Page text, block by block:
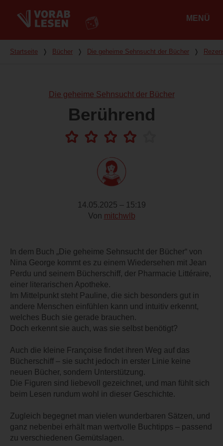
MENÜ
Du bist hier
Startseite ❭ Bücher ❭ Die geheime Sehnsucht der Bücher ❭
Die geheime Sehnsucht der Bücher
Berührend
14.05.2025 – 15:19
Von mitchwlb
In dem Buch „Die geheime Sehnsucht der Bücher“ von
Nina George kommt es zu einem Wiedersehen mit Jean
Perdu und seinem Bücherschiff, der Pharmacie Littéraire,
einer literarischen Apotheke.
Im Mittelpunkt steht Pauline, die sich besonders gut in
andere Menschen einfühlen kann und intuitiv erkennt,
welches Buch sie gerade brauchen.
Doch erkennt sie auch, was sie selbst benötigt?
Auch die kleine Françoise findet ihren Weg auf das
Bücherschiff – sie sucht jedoch in erster Linie keine
neuen Bücher, sondern Unterstützung.
Die Figuren sind liebevoll gezeichnet, und man fühlt sich
beim Lesen rundum wohl in dieser Geschichte.
Zugleich begegnet man vielen wunderbaren Sätzen, und
ganz nebenbei erhält man wertvolle Buchtipps – passend
zu verschiedenen Gemütslagen.